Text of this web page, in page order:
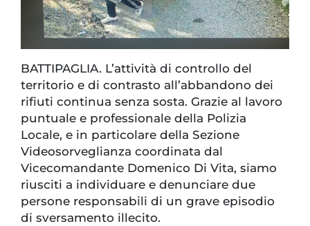
BATTIPAGLIA. L’attività di controllo del
territorio e di contrasto all’abbandono dei
rifiuti continua senza sosta. Grazie al lavoro
puntuale e professionale della Polizia
Locale, e in particolare della Sezione
Videosorveglianza coordinata dal
Vicecomandante Domenico Di Vita, siamo
riusciti a individuare e denunciare due
persone responsabili di un grave episodio
di sversamento illecito.